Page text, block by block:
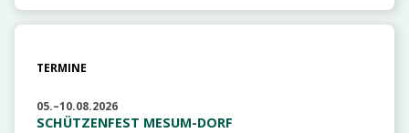
TERMINE
05.–10.08.2026
SCHÜTZENFEST MESUM-DORF